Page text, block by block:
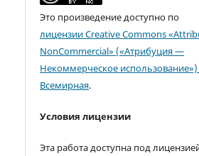
Это произведение доступно по
лицензии Creative Commons
NonCommercial» («Атрибуция —
Некоммерческое использование»)
Всемирная.
Условия лицензии
Эта работа доступна под